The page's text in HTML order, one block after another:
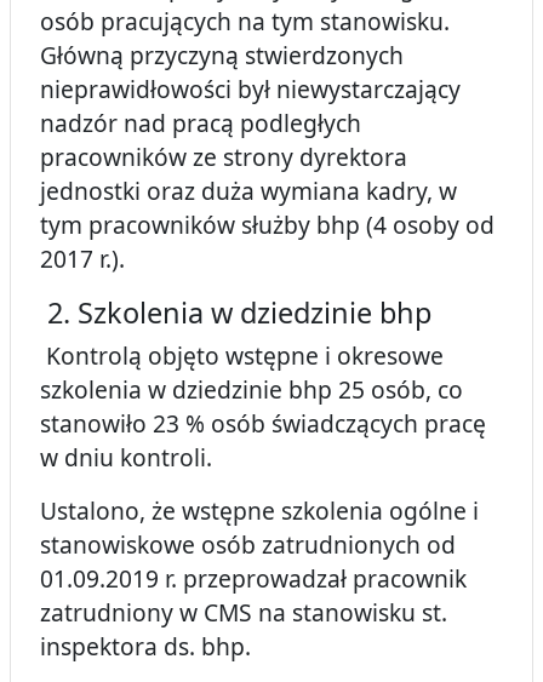
osób pracujących na tym stanowisku.
Główną przyczyną stwierdzonych
nieprawidłowości był niewystarczający
nadzór nad pracą podległych
pracowników ze strony dyrektora
jednostki oraz duża wymiana kadry, w
tym pracowników służby bhp (4 osoby od
2017 r.).
2. Szkolenia w dziedzinie bhp
Kontrolą objęto wstępne i okresowe
szkolenia w dziedzinie bhp 25 osób, co
stanowiło 23 % osób świadczących pracę
w dniu kontroli.
Ustalono, że wstępne szkolenia ogólne i
stanowiskowe osób zatrudnionych od
01.09.2019 r. przeprowadzał pracownik
zatrudniony w CMS na stanowisku st.
inspektora ds. bhp.